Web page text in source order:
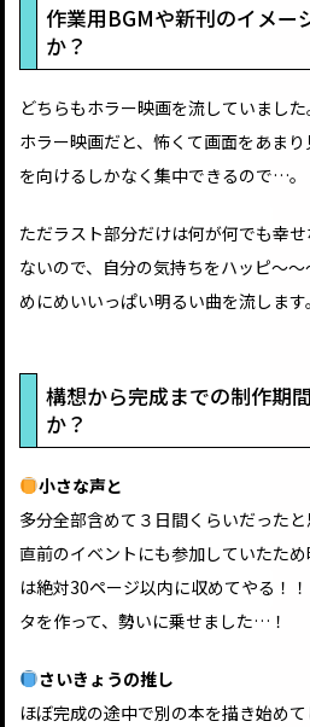
作業用BGMや新刊のイメー
か？
どちらもホラー映画を流していました
ホラー映画だと、怖くて画面をあま
を向けるしかなく集中できるので…。
ただラスト部分だけは何が何でも幸
ないので、自分の気持ちをハッピ〜
めにめいいっぱい明るい曲を流します。
構想から完成までの制作期
か？
小さな声と
多分全部含めて３日間くらいだったと
直前のイベントにも参加していたた
は絶対30ページ以内に収めてやる！
タを作って、勢いに乗せました…！
さいきょうの推し
ほぼ完成の途中で別の本を描き始め